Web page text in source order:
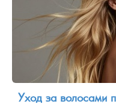
Уход за волосами